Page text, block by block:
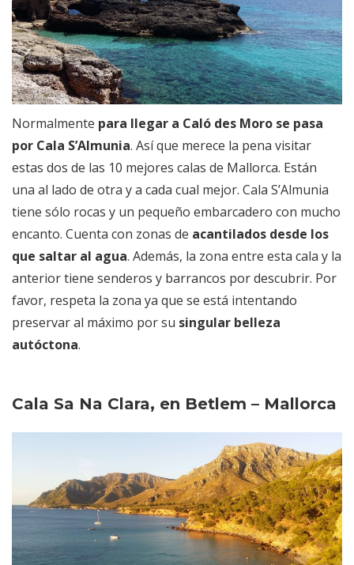
Normalmente para llegar a Caló des Moro se pasa
por Cala S’Almunia. Así que merece la pena visitar
estas dos de las 10 mejores calas de Mallorca. Están
una al lado de otra y a cada cual mejor. Cala S’Almunia
tiene sólo rocas y un pequeño embarcadero con mucho
encanto. Cuenta con zonas de acantilados desde los
que saltar al agua. Además, la zona entre esta cala y la
anterior tiene senderos y barrancos por descubrir. Por
favor, respeta la zona ya que se está intentando
preservar al máximo por su singular belleza
autóctona.
Cala Sa Na Clara, en Betlem – Mallorca